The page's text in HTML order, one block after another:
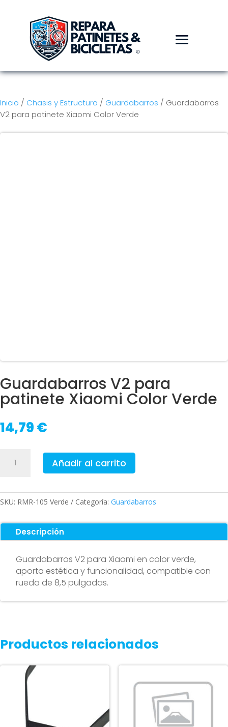
Inicio / Chasis y Estructura / Guardabarros / Guardabarros
V2 para patinete Xiaomi Color Verde
Guardabarros V2 para
patinete Xiaomi Color Verde
14,79€
Guardabarros
Xiaomi
Verde
cantidad
Añadir al carrito
SKU: RMR-105 Verde Categoría: Guardabarros
Descripción
Guardabarros V2 para Xiaomi en color verde,
aporta estética y funcionalidad, compatible con
rueda de 8,5 pulgadas.
Productos relacionados